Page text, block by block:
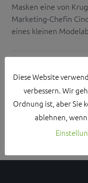
Masken eine von
Marketing-Chefin
eines kleinen
Search Sidebar
Please login and
Diese Website
verbessern. Wir
Ordnung ist, aber Sie
ablehnen,